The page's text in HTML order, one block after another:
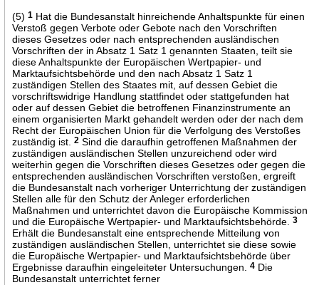
(5)1 Hat die Bundesanstalt hinreichende Anhaltspunkte für einen
Verstoß gegen Verbote oder Gebote nach den Vorschriften
dieses Gesetzes oder nach entsprechenden ausländischen
Vorschriften der in Absatz 1 Satz 1 genannten Staaten, teilt sie
diese Anhaltspunkte der Europäischen Wertpapier- und
Marktaufsichtsbehörde und den nach Absatz 1 Satz 1
zuständigen Stellen des Staates mit, auf dessen Gebiet die
vorschriftswidrige Handlung stattfindet oder stattgefunden hat
oder auf dessen Gebiet die betroffenen Finanzinstrumente an
einem organisierten Markt gehandelt werden oder der nach dem
Recht der Europäischen Union für die Verfolgung des Verstoßes
zuständig ist.2 Sind die daraufhin getroffenen Maßnahmen der
zuständigen ausländischen Stellen unzureichend oder wird
weiterhin gegen die Vorschriften dieses Gesetzes oder gegen die
entsprechenden ausländischen Vorschriften verstoßen, ergreift
die Bundesanstalt nach vorheriger Unterrichtung der zuständigen
Stellen alle für den Schutz der Anleger erforderlichen
Maßnahmen und unterrichtet davon die Europäische Kommission
und die Europäische Wertpapier- und Marktaufsichtsbehörde.3
Erhält die Bundesanstalt eine entsprechende Mitteilung von
zuständigen ausländischen Stellen, unterrichtet sie diese sowie
die Europäische Wertpapier- und Marktaufsichtsbehörde über
Ergebnisse daraufhin eingeleiteter Untersuchungen.4 Die
Bundesanstalt unterrichtet ferner